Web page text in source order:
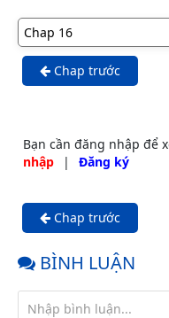
Chap trước
Bạn cần đăng nhập để
nhập
| Đăng ký
Chap trước
BÌNH LUẬN